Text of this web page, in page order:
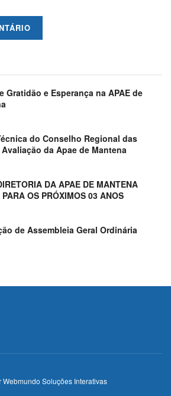
Gratidão e Esperança na APAE de
do Conselho Regional das
da Apae de Mantena
DA APAE DE MANTENA
OS PRÓXIMOS 03 ANOS
de Assembleia Geral Ordinária
Webmundo Soluções Interativas